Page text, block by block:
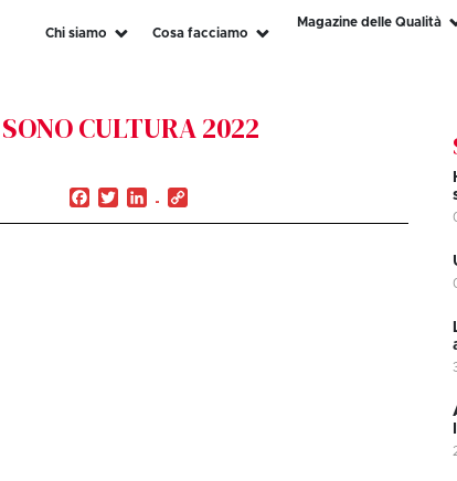
Chi siamo Cosa facciamo
Magazine delle Qualità
CULTURA 2022
Facebook
TwitterLinkedIn